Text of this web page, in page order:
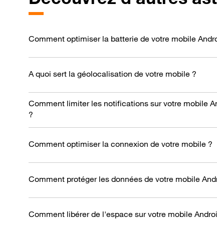
Comment optimiser la batterie de votre mobile
A quoi sert la géolocalisation de votre mobile ?
Comment limiter les notifications sur votre mobile
?
Comment optimiser la connexion de votre mobile ?
Comment protéger les données de votre mobile
Comment libérer de l'espace sur votre mobile